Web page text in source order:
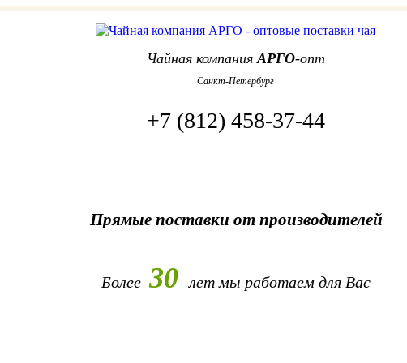
Чайная компанияАРГО-опт
Санкт-Петербург
+7 (812) 458-37-44
Прямые поставки от производителей
Более30 летмы работаем для Вас